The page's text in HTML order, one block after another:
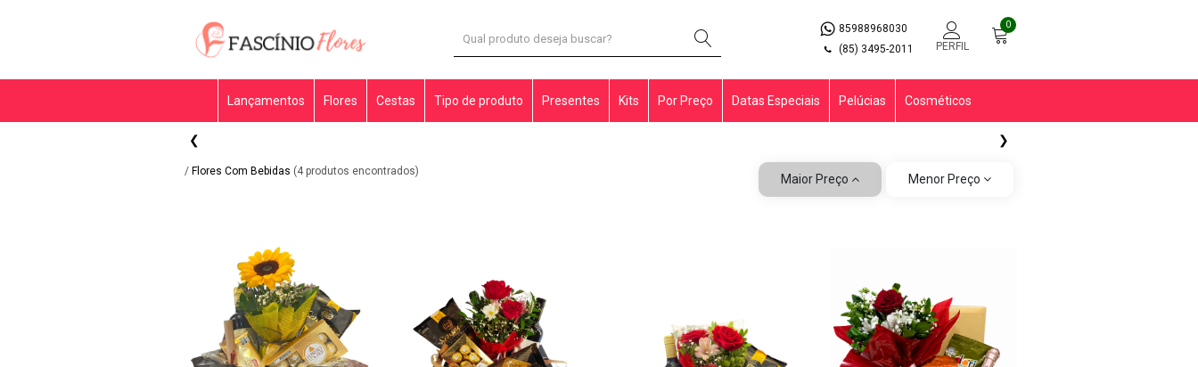
85988968030
(85) 3495-2011
PERFIL
0
Lançamentos Flores Cestas Tipo de produto Presentes Kits Por Preço Datas Especiais Pelúcias Cosméticos
❮ ❯
/ Flores Com Bebidas (4 produtos encontrados)
Maior Preço Menor Preço